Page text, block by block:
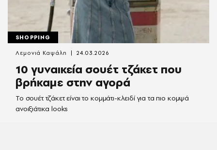
SHOPPING
10 γυναικεία σουέτ τζάκετ που
βρήκαμε στην αγορά
Το σουέτ τζάκετ είναι το κομμάτι-κλειδί για τα πιο κομψά
ανοιξιάτικα looks
Λεμονιά Καψάλη 24.03.2026